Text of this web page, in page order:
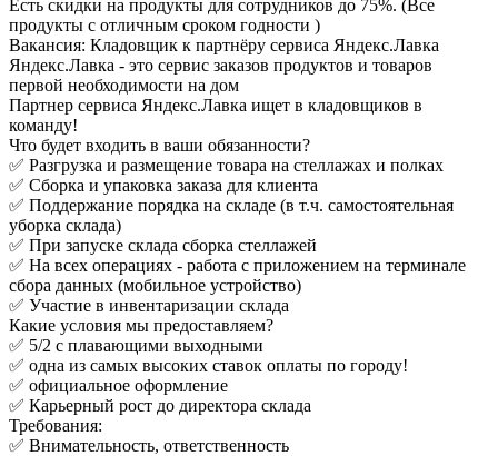
Есть скидки на продукты для сотрудников до 75%. (Все
продукты с отличным сроком годности )
Вакансия: Кладовщик к партнёру сервиса Яндекс.Лавка
Яндекс.Лавка - это сервис заказов продуктов и товаров
первой необходимости на дом
Партнер сервиса Яндекс.Лавка ищет в кладовщиков в
команду!
Что будет входить в ваши обязанности?
✅ Разгрузка и размещение товара на стеллажах и полках
✅ Сборка и упаковка заказа для клиента
✅ Поддержание порядка на складе (в т.ч. самостоятельная
уборка склада)
✅ При запуске склада сборка стеллажей
✅ На всех операциях - работа с приложением на терминале
сбора данных (мобильное устройство)
✅ Участие в инвентаризации склада
Какие условия мы предоставляем?
✅ 5/2 с плавающими выходными
✅ одна из самых высоких ставок оплаты по городу!
✅ официальное оформление
✅ Карьерный рост до директора склада
Требования:
✅ Внимательность, ответственность